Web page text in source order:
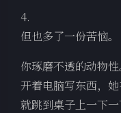
4.
但也多了一份苦恼。
你琢磨不透的动物性
开着电脑写东西，
就跳到桌子上一下